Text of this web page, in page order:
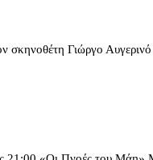
σκηνοθέτη Γιώργο